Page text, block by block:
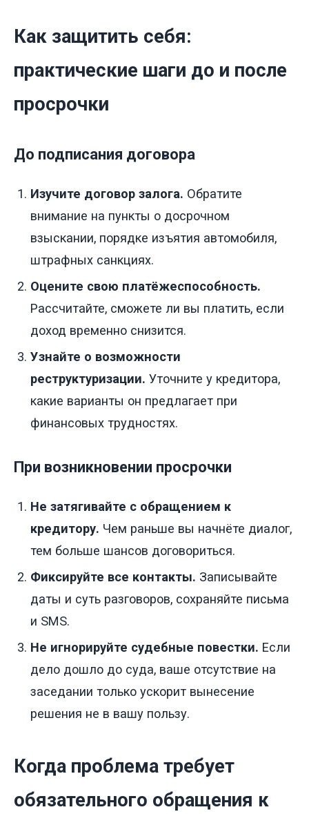
Как защитить себя:
практические шаги до и после
просрочки
До подписания договора
Изучите договор залога. Обратите
внимание на пункты о досрочном
взыскании, порядке изъятия автомобиля,
штрафных санкциях.
Оцените свою платёжеспособность.
Рассчитайте, сможете ли вы платить, если
доход временно снизится.
Узнайте о возможности
реструктуризации. Уточните у кредитора,
какие варианты он предлагает при
финансовых трудностях.
При возникновении просрочки
Не затягивайте с обращением к
кредитору. Чем раньше вы начнёте диалог,
тем больше шансов договориться.
Фиксируйте все контакты. Записывайте
даты и суть разговоров, сохраняйте письма
и SMS.
Не игнорируйте судебные повестки. Если
дело дошло до суда, ваше отсутствие на
заседании только ускорит вынесение
решения не в вашу пользу.
Когда проблема требует
обязательного обращения к